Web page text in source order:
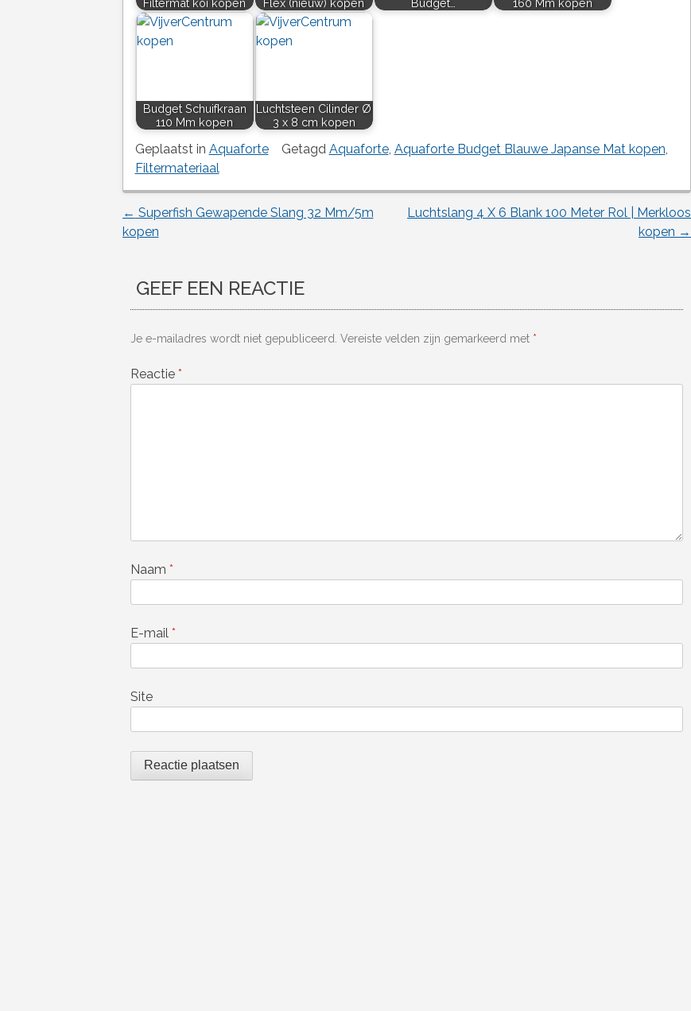
Filtermat koi kopen
Flex (nieuw) kopen
Budget…
160 Mm kopen
Budget Schuifkraan
110 Mm kopen
Luchtsteen Cilinder Ø
3 x 8 cm kopen
Geplaatst in Aquaforte Getagd Aquaforte, Aquaforte Budget Blauwe Japanse Mat kopen,
Filtermateriaal
Berichtnavigatie
← Superfish Gewapende Slang 32 Mm/5m
kopen
Luchtslang 4 X 6 Blank 100 Meter Rol | Merkloos
kopen →
GEEF EEN REACTIE
Je e-mailadres wordt niet gepubliceerd. Vereiste velden zijn gemarkeerd met *
Reactie *
Naam *
E-mail *
Site